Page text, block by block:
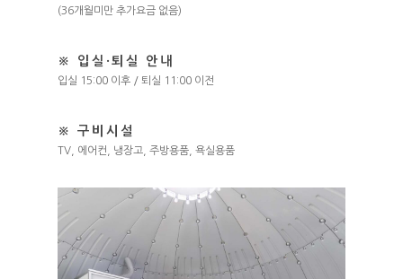
(36개월미만 추가요금 없음)
※ 입실·퇴실 안내
입실 15:00 이후 / 퇴실 11:00 이전
※ 구비시설
TV, 에어컨, 냉장고, 주방용품, 욕실용품